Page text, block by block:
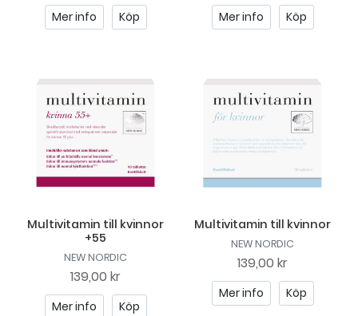
Mer info
Köp
Mer info
Köp
Multivitamin till kvinnor
+55
NEW NORDIC
139,00 kr
Mer info Köp
Multivitamin till kvinnor
NEW NORDIC
139,00 kr
Mer info Köp